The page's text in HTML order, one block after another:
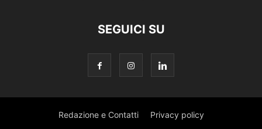
SEGUICI SU
Redazione e Contatti Privacy policy